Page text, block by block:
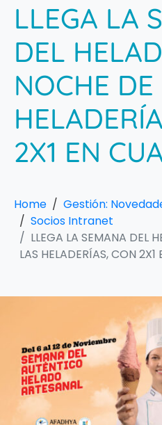
LLEGA LA
DEL
NOCHE DE
2X1 EN
Home
Gestión:
Socios Intranet
LLEGA LA SEMANA DEL
LAS HELADERÍAS, CON